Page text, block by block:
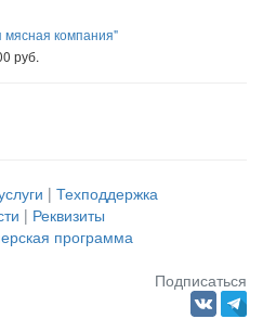
компания"
руб.
| Техподдержка
| Реквизиты
программа
Подписаться